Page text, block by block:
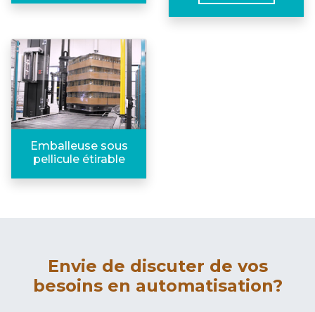
Emballeuse sous
pellicule étirable
Envie de discuter de vos
besoins en automatisation?